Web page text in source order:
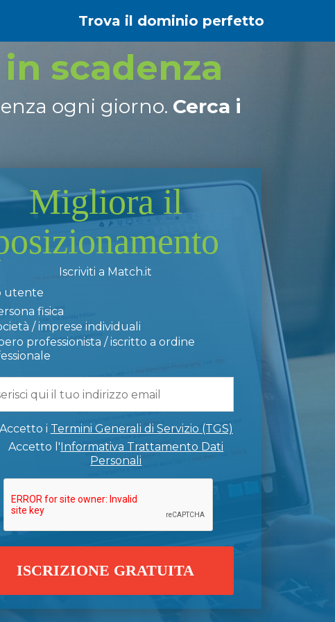
Trova il dominio perfetto
scadenza
ogni giorno. Cerca i
Migliora il
Iscriviti a Match.it
utente
fisica
/ imprese individuali
professionista / iscritto a ordine
Accetto i Termini Generali di Servizio (TGS)
Accetto l'Informativa Trattamento Dati
Personali